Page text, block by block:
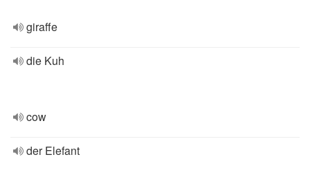
giraffe
die Kuh
cow
der Elefant